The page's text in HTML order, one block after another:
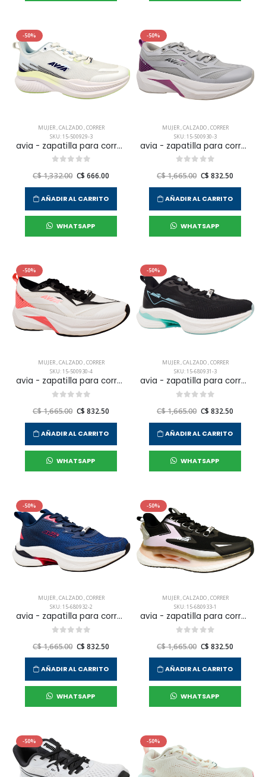
-50%
MUJER,CALZADO,CORRER
SKU: 15-500929-3
avia - zapatilla para correr spica para mujer
C$ 1,332.00 C$ 666.00
AÑADIR AL CARRITO
WHATSAPP
-50%
MUJER,CALZADO,CORRER
SKU: 15-500930-3
avia - zapatilla para correr capella para mujer
C$ 1,665.00 C$ 832.50
AÑADIR AL CARRITO
WHATSAPP
-50%
MUJER,CALZADO,CORRER
SKU: 15-500930-4
avia - zapatilla para correr capella para mujer
C$ 1,665.00 C$ 832.50
AÑADIR AL CARRITO
WHATSAPP
-50%
MUJER,CALZADO,CORRER
SKU: 15-680931-3
avia - zapatilla para correr hadar para mujer
C$ 1,665.00 C$ 832.50
AÑADIR AL CARRITO
WHATSAPP
-50%
MUJER,CALZADO,CORRER
SKU: 15-680932-2
avia - zapatilla para correr minosa para mujer
C$ 1,665.00 C$ 832.50
AÑADIR AL CARRITO
WHATSAPP
-50%
MUJER,CALZADO,CORRER
SKU: 15-680933-1
avia - zapatilla para correr adhara para mujer
C$ 1,665.00 C$ 832.50
AÑADIR AL CARRITO
WHATSAPP
-50% -50%